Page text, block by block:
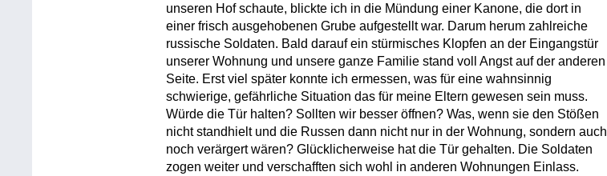
unseren Hof schaute, blickte ich in die Mündung einer Kanone, die dort in
einer frisch ausgehobenen Grube aufgestellt war. Darum herum zahlreiche
russische Soldaten. Bald darauf ein stürmisches Klopfen an der Eingangstür
unserer Wohnung und unsere ganze Familie stand voll Angst auf der anderen
Seite. Erst viel später konnte ich ermessen, was für eine wahnsinnig
schwierige, gefährliche Situation das für meine Eltern gewesen sein muss.
Würde die Tür halten? Sollten wir besser öffnen? Was, wenn sie den Stößen
nicht standhielt und die Russen dann nicht nur in der Wohnung, sondern auch
noch verärgert wären? Glücklicherweise hat die Tür gehalten. Die Soldaten
zogen weiter und verschafften sich wohl in anderen Wohnungen Einlass.